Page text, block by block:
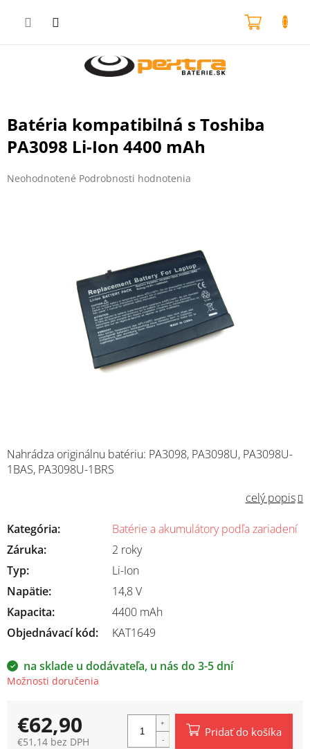
Batéria kompatibilná s Toshiba
PA3098 Li-Ion 4400 mAh
Priemerné
Neohodnotené Podrobnosti hodnotenia
na sklade u dodávateľa, u nás do 3-5 dní
Možnosti doručenia
Nahrádza originálnu batériu: PA3098, PA3098U, PA3098U-
1BAS, PA3098U-1BRS
celý popis
Kategória:
Batérie a akumulátory podľa zariadení
Záruka:
2 roky
Typ:
Li-Ion
Napätie:
14,8 V
Kapacita:
4400 mAh
Objednávací kód:
KAT1649
€62,90
€51,14 bez DPH
Pridať do košíka